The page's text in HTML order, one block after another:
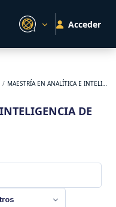
Acceder
MAESTRÍA EN ANALÍTICA E INTELIGENCIA DE NEGOCIOS
DE
DE NEGOCIOS